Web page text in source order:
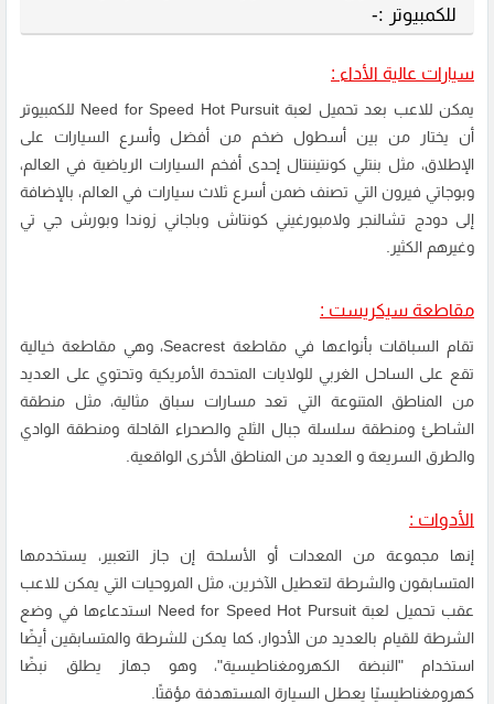
للكمبيوتر :-
سيارات عالية الأداء :
يمكن للاعب بعد تحميل لعبة Need for Speed Hot Pursuit
للكمبيوتر
أن يختار من بين أسطول ضخم من أفضل وأسرع السيارات على
الإطلاق، مثل بنتلي كونتيننتال إحدى أفخم السيارات الرياضية في العالم،
وبوجاتي فيرون التي تصنف ضمن أسرع ثلاث سيارات في العالم، بالإضافة
إلى دودج تشالنجر ولامبورغيني كونتاش وباجاني زوندا وبورش جي تي
وغيرهم الكثير.
مقاطعة سيكريست :
تقام السباقات بأنواعها في مقاطعة Seacrest، وهي مقاطعة خيالية
تقع على الساحل الغربي للولايات المتحدة الأمريكية وتحتوي على العديد
من المناطق المتنوعة التي تعد مسارات سباق مثالية، مثل منطقة
الشاطئ ومنطقة سلسلة جبال الثلج والصحراء القاحلة ومنطقة الوادي
والطرق السريعة و العديد من المناطق الأخرى الواقعية.
الأدوات :
إنها مجموعة من المعدات أو الأسلحة إن جاز التعبير، يستخدمها
المتسابقون والشرطة لتعطيل الآخرين، مثل المروحيات التي يمكن للاعب
عقب تحميل لعبة Need for Speed Hot Pursuit استدعاءها في وضع
الشرطة للقيام بالعديد من الأدوار، كما يمكن للشرطة والمتسابقين أيضًا
استخدام "النبضة الكهرومغناطيسية"، وهو جهاز يطلق نبضًا
كهرومغناطيسيًا يعطل السيارة المستهدفة مؤقتًا.